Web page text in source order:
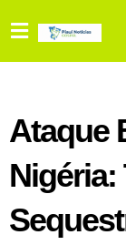
Ataque
Nigéria: